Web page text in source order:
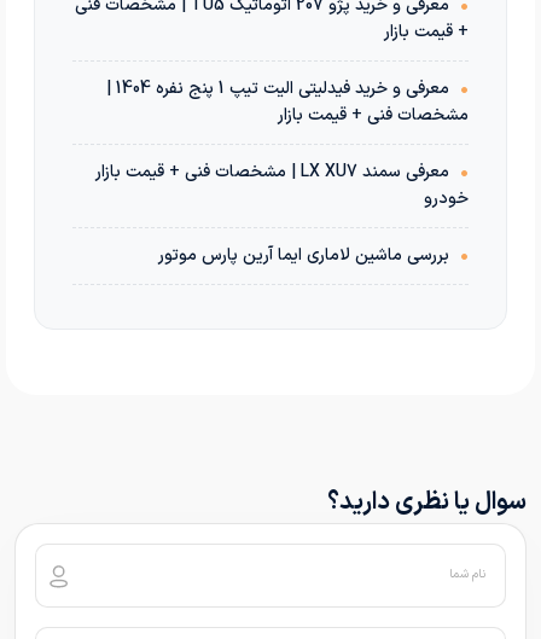
•
معرفی و خرید پژو 207 اتوماتیک TU5 | مشخصات فنی
+ قیمت بازار
•
معرفی و خرید فیدلیتی الیت تیپ 1 پنج نفره 1404 |
مشخصات فنی + قیمت بازار
•
معرفی سمند LX XU7 | مشخصات فنی + قیمت بازار
خودرو
• بررسی ماشین لاماری ایما آرین پارس موتور
سوال یا نظری دارید؟
نام شما